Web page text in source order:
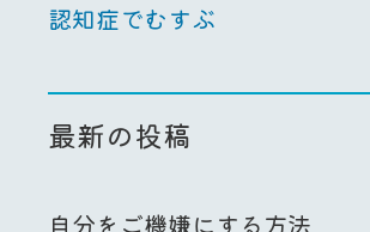
認知症でむすぶ
最新の投稿
自分をご機嫌にする方法